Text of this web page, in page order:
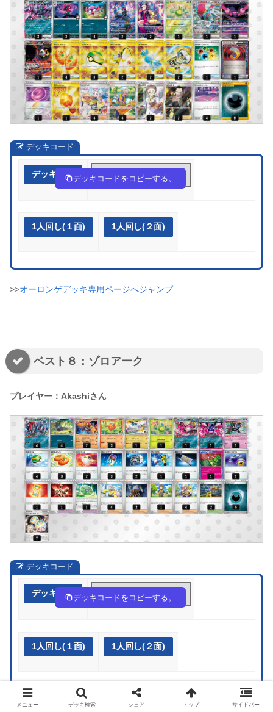
デッキコード
デッキ作成 Ga8Yxc-cibktT-Jx844c
デッキコードをコピーする。
1人回し(１面) 1人回し(２面)
>>オーロンゲデッキ専用ページへジャンプ
ベスト８：ゾロアーク
プレイヤー：Akashiさん
デッキコード
デッキ作成 SSpppp-fqzK9H-2pyU3p
デッキコードをコピーする。
1人回し(１面) 1人回し(２面)
>>ゾロアークデッキ専用ページへジャンプ
メニュー デッキ検索 シェア トップ サイドバー